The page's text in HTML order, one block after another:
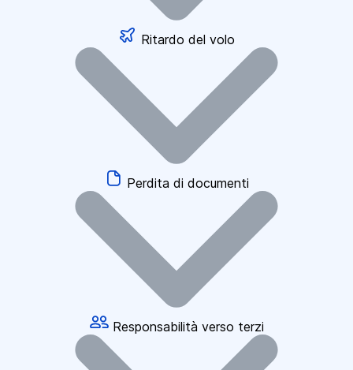
Ritardo del volo
Perdita di documenti
Responsabilità verso terzi